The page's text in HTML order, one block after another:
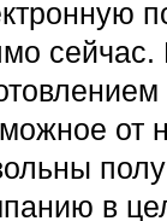
от
в